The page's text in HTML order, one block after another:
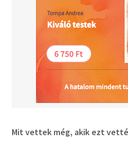
Mit vettek még, akik ezt